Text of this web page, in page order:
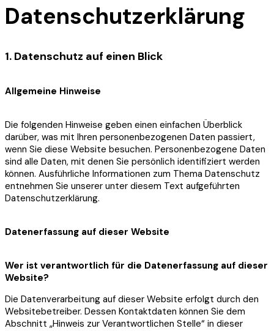
Datenschutzerklärung
1. Datenschutz auf einen Blick
Allgemeine Hinweise
Die folgenden Hinweise geben einen einfachen Überblick
darüber, was mit Ihren personenbezogenen Daten passiert,
wenn Sie diese Website besuchen. Personenbezogene Daten
sind alle Daten, mit denen Sie persönlich identifiziert werden
können. Ausführliche Informationen zum Thema Datenschutz
entnehmen Sie unserer unter diesem Text aufgeführten
Datenschutzerklärung.
Datenerfassung auf dieser Website
Wer ist verantwortlich für die Datenerfassung auf dieser
Website?
Die Datenverarbeitung auf dieser Website erfolgt durch den
Websitebetreiber. Dessen Kontaktdaten können Sie dem
Abschnitt „Hinweis zur Verantwortlichen Stelle“ in dieser